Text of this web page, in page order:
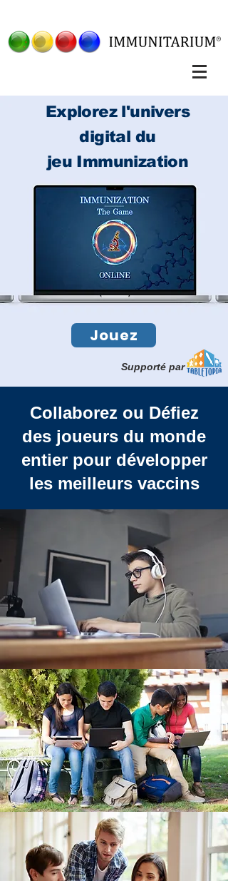
Explorez l'univers
digital du
jeu Immunization
Jouez
Supporté par
Collaborez ou Défiez
des joueurs du monde
entier pour développer
les meilleurs vaccins